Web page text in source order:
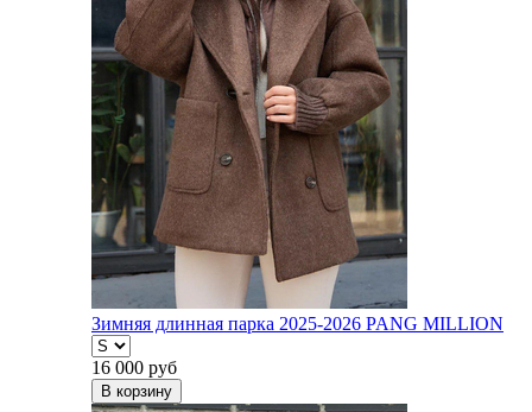
Зимняя длинная парка 2025-2026 PANG MILLION
16 000 руб
В корзину